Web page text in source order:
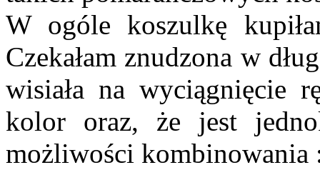
W ogóle koszulkę
Czekałam znudzona w
wisiała na wyciągnięcie
kolor oraz, że jest
możliwości kombinowania